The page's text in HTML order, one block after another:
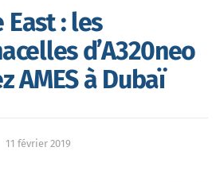
East : les
d’A320neo
AMES à Dubaï
11 février 2019